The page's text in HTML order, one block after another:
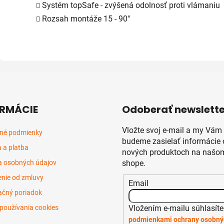
Systém topSafe - zvýšená odolnosť proti vlámaniu
Rozsah montáže 15 - 90°
podmienky
a platba
osobných údajov
od zmluvy
poriadok
cookies
Odoberať
Vložte svoj e-mail a my Vám
budeme zasielať informácie
nových produktoch na
shope.
Email
Vložením e-mailu
podmienkami ochrany